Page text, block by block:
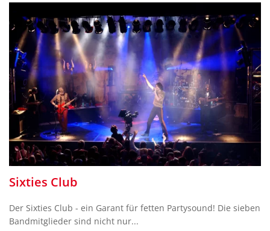
Sixties Club
Der Sixties Club - ein Garant für fetten Partysound! Die sieben
Bandmitglieder sind nicht nur...